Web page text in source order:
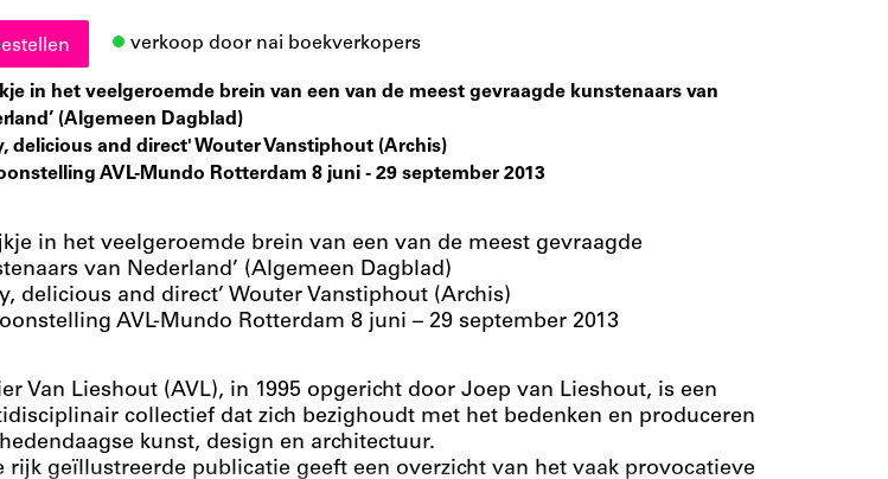
verkoop door nai boekverkopers
in het veelgeroemde brein van een van de meest gevraagde kunstenaars van
(Algemeen Dagblad)
delicious and direct' Wouter Vanstiphout (Archis)
AVL-Mundo Rotterdam 8 juni - 29 september 2013
in het veelgeroemde brein van een van de meest gevraagde
van Nederland’ (Algemeen Dagblad)
delicious and direct’ Wouter Vanstiphout (Archis)
AVL-Mundo Rotterdam 8 juni – 29 september 2013
Van Lieshout (AVL), in 1995 opgericht door Joep van Lieshout, is een
collectief dat zich bezighoudt met het bedenken en produceren
kunst, design en architectuur.
rijk geïllustreerde publicatie geeft een overzicht van het vaak provocatieve